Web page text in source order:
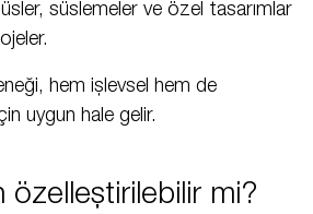
süslemeler ve özel tasarımlar
hem işlevsel hem de
uygun hale gelir.
özelleştirilebilir mi?